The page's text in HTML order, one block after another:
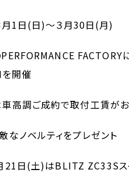
1日(日)～３月30日(月)
FACTORY
開催
高調ご成約で取付工賃がお
なノベルティをプレゼント
21日(土)はBLITZ ZC33Sス